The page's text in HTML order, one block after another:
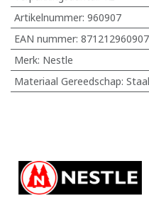
Artikelnummer: 960907
EAN nummer:
Merk: Nestle
Materiaal Gereedschap: